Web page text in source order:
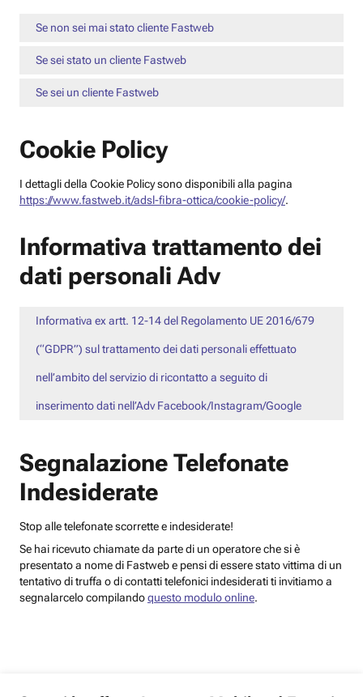
Se non sei mai stato cliente Fastweb
Se sei stato un cliente Fastweb
Se sei un cliente Fastweb
Cookie Policy
I dettagli della Cookie Policy sono disponibili alla pagina
https://www.fastweb.it/adsl-fibra-ottica/cookie-policy/.
Informativa trattamento dei
dati personali Adv
Informativa ex artt. 12-14 del Regolamento UE 2016/679
(“GDPR”) sul trattamento dei dati personali effettuato
nell’ambito del servizio di ricontatto a seguito di
inserimento dati nell’Adv Facebook/Instagram/Google
Segnalazione Telefonate
Indesiderate
Stop alle telefonate scorrette e indesiderate!
Se hai ricevuto chiamate da parte di un operatore che si è
presentato a nome di Fastweb e pensi di essere stato vittima di un
tentativo di truffa o di contatti telefonici indesiderati ti invitiamo a
segnalarcelo compilandoquesto modulo online.